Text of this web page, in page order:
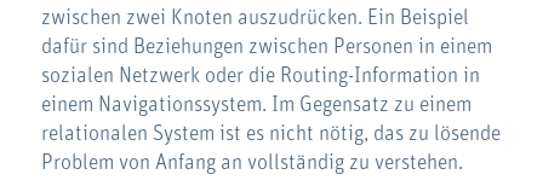
zwischen zwei Knoten auszudrücken. Ein Beispiel
dafür sind Beziehungen zwischen Personen in einem
sozialen Netzwerk oder die Routing-Information in
einem Navigationssystem. Im Gegensatz zu einem
relationalen System ist es nicht nötig, das zu lösende
Problem von Anfang an vollständig zu verstehen.